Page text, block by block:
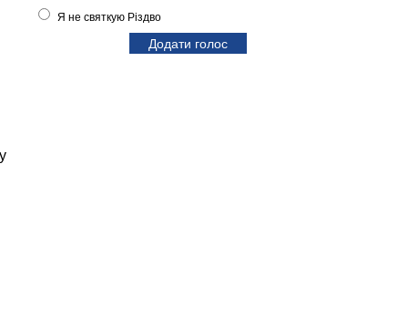
Я не святкую Різдво